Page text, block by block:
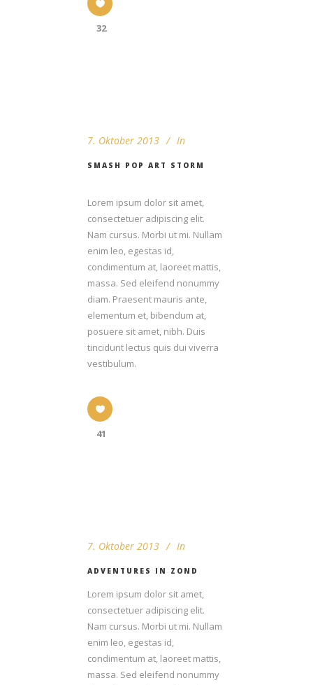
32
7. Oktober 2013 In
SMASH POP ART STORM
Lorem ipsum dolor sit amet,
consectetuer adipiscing elit.
Nam cursus. Morbi ut mi. Nullam
enim leo, egestas id,
condimentum at, laoreet mattis,
massa. Sed eleifend nonummy
diam. Praesent mauris ante,
elementum et, bibendum at,
posuere sit amet, nibh. Duis
tincidunt lectus quis dui viverra
vestibulum.
41
7. Oktober 2013 In
ADVENTURES IN ZOND
Lorem ipsum dolor sit amet,
consectetuer adipiscing elit.
Nam cursus. Morbi ut mi. Nullam
enim leo, egestas id,
condimentum at, laoreet mattis,
massa. Sed eleifend nonummy